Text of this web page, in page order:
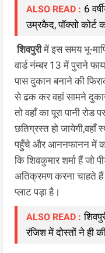
ALSO READ : 6
उम्रकैद, पॉक्सो कोर्ट
शिवपुरीमें इस समय भू-
वार्ड नंम्बर 13 में पुराने
पास दुकान बनाने की
से ढक कर वहां सामने
तो वहाँ का पूरा पानी
छतिग्रस्त हो जायेगी,वहाँ
पहुँचे और आननफानन में
कि शिवकुमार शर्मा हैं जो
अतिक्रमण करना चाहते हैं
प्लाट पड़ा है।
ALSO READ :
रंजिश में दोस्तों ने ही